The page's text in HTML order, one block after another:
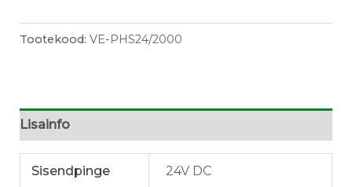
Tootekood: VE-PHS24/2000
Lisainfo
Sisendpinge 24V DC